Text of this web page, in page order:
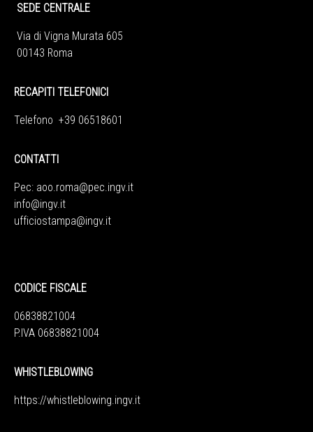
SEDE CENTRALE
Via di Vigna Murata 605
00143 Roma
RECAPITI TELEFONICI
Telefono +39 06518601
CONTATTI
Pec: aoo.roma@pec.ingv.it
info@ingv.it
ufficiostampa@ingv.it
CODICE FISCALE
06838821004
P.IVA 06838821004
WHISTLEBLOWING
https://whistleblowing.ingv. it